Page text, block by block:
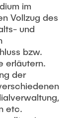
im
Vollzug des
und
bzw.
erläutern.
der
etc.